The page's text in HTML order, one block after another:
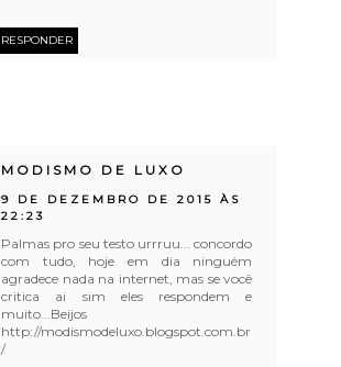
RESPONDER
MODISMO DE LUXO
9 DE DEZEMBRO DE 2015 ÀS
22:23
Palmas pro seu testo urrruu... concordo
com tudo, hoje em dia ninguém
agradece nada na internet, mas se você
critica ai sim eles respondem e
muito...Beijos
http://modismodeluxo.blogspot.com.br
/